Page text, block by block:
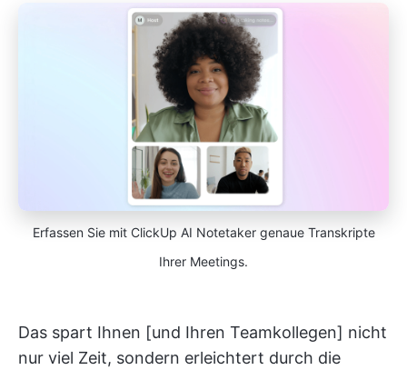
Erfassen Sie mit ClickUp AI Notetaker genaue Transkripte
Ihrer Meetings.
Das spart Ihnen [und Ihren Teamkollegen] nicht
nur viel Zeit, sondern erleichtert durch die